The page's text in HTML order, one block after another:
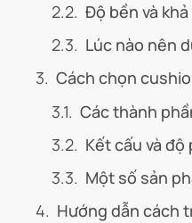
Độ bền và
Lúc nào nên
Cách chọn
Các thành
Kết cấu và
Một số sản
Hướng dẫn cách